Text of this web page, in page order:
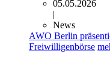
05.05.2026
|
News
AWO Berlin
Freiwilligenbörse